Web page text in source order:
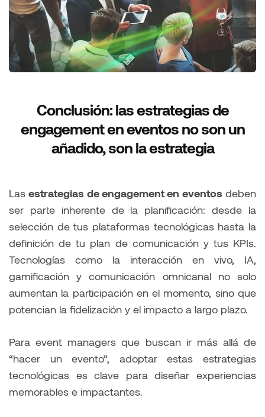
Conclusión: las estrategias de
engagement en eventos no son un
añadido, son la estrategia
Lasestrategias de engagement en eventos deben
ser parte inherente de la planificación: desde la
selección de tus plataformas tecnológicas hasta la
definición de tu plan de comunicación y tus KPIs.
Tecnologías como la interacción en vivo, IA,
gamificación y comunicación omnicanal no solo
aumentan la participación en el momento, sino que
potencian la fidelización y el impacto a largo plazo.
Para event managers que buscan ir más allá de
“hacer un evento”, adoptar estas estrategias
tecnológicas es clave para diseñar experiencias
memorables e impactantes.